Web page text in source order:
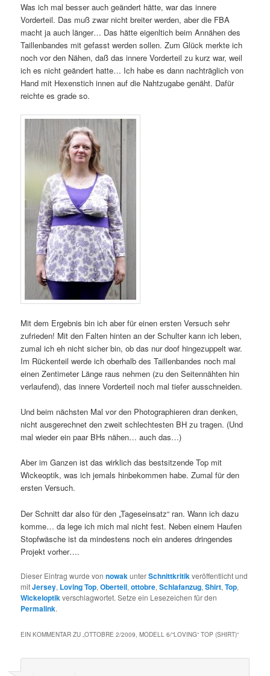
Was ich mal besser auch geändert hätte, war das innere
Vorderteil. Das muß zwar nicht breiter werden, aber die FBA
macht ja auch länger… Das hätte eigenltich beim Annähen des
Taillenbandes mit gefasst werden sollen. Zum Glück merkte ich
noch vor den Nähen, daß das innere Vorderteil zu kurz war, weil
ich es nicht geändert hatte… Ich habe es dann nachträglich von
Hand mit Hexenstich innen auf die Nahtzugabe genäht. Dafür
reichte es grade so.
Mit dem Ergebnis bin ich aber für einen ersten Versuch sehr
zufrieden! Mit den Falten hinten an der Schulter kann ich leben,
zumal ich eh nicht sicher bin, ob das nur doof hingezuppelt war.
Im Rückenteil werde ich oberhalb des Taillenbandes noch mal
einen Zentimeter Länge raus nehmen (zu den Seitennähten hin
verlaufend), das innere Vorderteil noch mal tiefer ausschneiden.
Und beim nächsten Mal vor den Photographieren dran denken,
nicht ausgerechnet den zweit schlechtesten BH zu tragen. (Und
mal wieder ein paar BHs nähen… auch das…)
Aber im Ganzen ist das wirklich das bestsitzende Top mit
Wickeoptik, was ich jemals hinbekommen habe. Zumal für den
ersten Versuch.
Der Schnitt dar also für den „Tageseinsatz“ ran. Wann ich dazu
komme… da lege ich mich mal nicht fest. Neben einem Haufen
Stopfwäsche ist da mindestens noch ein anderes dringendes
Projekt vorher….
Dieser Eintrag wurde vonnowakunterSchnittkritikveröffentlicht und
mitJersey, Loving Top,Oberteil,ottobre,Schlafanzug,Shirt,Top,
Wickeloptikverschlagwortet. Setze ein Lesezeichen für den
Permalink.
EIN KOMMENTAR ZU „OTTOBRE 2/2009, MODELL 6/“LOVING“ TOP (SHIRT)“